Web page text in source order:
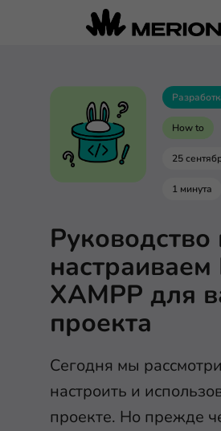
How to
25
1 минута
Руководство
настраиваем
XAMPP для
проекта
Сегодня мы
настроить и
проекте. Но прежде